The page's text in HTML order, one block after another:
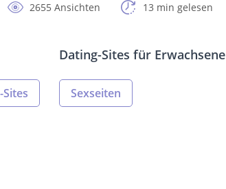
2655 Ansichten 13 min gelesen
Dating-Sites für Erwachsene
Sexseiten